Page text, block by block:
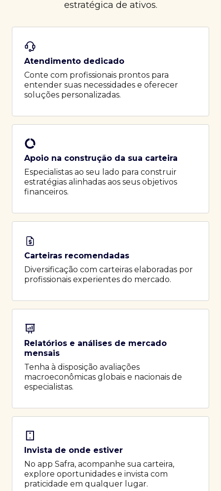
estratégica de ativos.
Atendimento dedicado
Conte com profissionais prontos para
entender suas necessidades e oferecer
soluções personalizadas.
Apoio na construção da sua carteira
Especialistas ao seu lado para construir
estratégias alinhadas aos seus objetivos
financeiros.
Carteiras recomendadas
Diversificação com carteiras elaboradas por
profissionais experientes do mercado.
Relatórios e análises de mercado
mensais
Tenha à disposição avaliações
macroeconômicas globais e nacionais de
especialistas.
Invista de onde estiver
No app Safra, acompanhe sua carteira,
explore oportunidades e invista com
praticidade em qualquer lugar.